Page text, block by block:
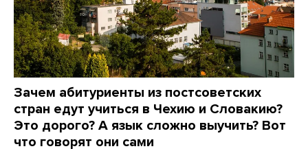
Зачем абитуриенты из постсоветских
стран едут учиться в Чехию и Словакию?
Это дорого? А язык сложно выучить? Вот
что говорят они сами